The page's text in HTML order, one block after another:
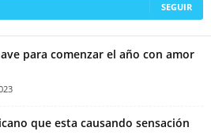
SEGUIR
para comenzar el año con amor
que esta causando sensación